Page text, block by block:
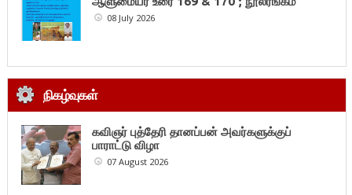
08 July 2026
நிகழ்வுகள்
கவிஞர் புத்தேரி தானப்பன் அவர்களுக்குப்
பாராட்டு விழா
07 August 2026